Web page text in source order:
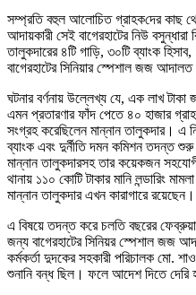
সম্প্র‌তি বহুল আলো‌চিত গ্রাহক‌দের কাছ
আদায়কারী সেই বাগেরহাটের নিউ
তালুকদারের ৪টি গাড়ি, ৩০টি ব্যাংক
বাগেরহাটের সিনিয়ার স্পেশাল জজ
ঘটনার বর্ণনায় উল্লেখ্য যে, এক লাখ টাকা
এমন প্রতারণার ফাঁদ পেতে ৪০ হাজার
সংগ্রহ করেছিলেন মান্নান তালুকদার। এ
ব্যাংক এবং দুর্নীতি দমন কমিশন তদন্ত
মান্নান তালুকদারসহ তার কয়েকজন
থানায় ১১০ কোটি টাকার মানি লন্ডারিং
মান্নান তালুকদার এখন কারাগারে রয়েছেন।
এ বিষয়ে তদন্ত করে চলতি বছরের
জন্য বাগেরহাটের সিনিয়র স্পেশাল জজ
কর্মকর্তা দুদকের সহকারী পরিচালক মো.
শুনানি বন্ধ ছিল। ফলে আদেশ দিতে দেরি